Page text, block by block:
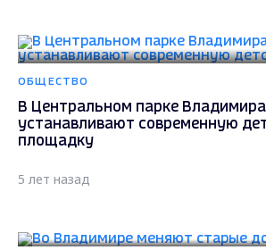
ОБЩЕСТВО
В Центральном парке Владимира
устанавливают современную
площадку
5 лет назад